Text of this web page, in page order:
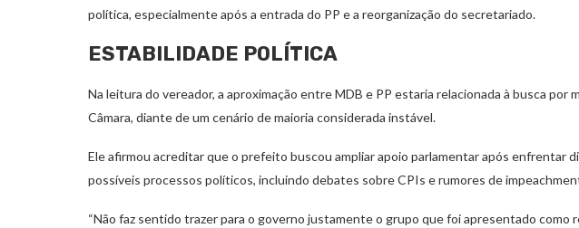
política, especialmente após a entrada do PP e a reorganização do secretariado.
ESTABILIDADE POLÍTICA
Na leitura do vereador, a aproximação entre MDB e PP estaria relacionada à busca por
Câmara, diante de um cenário de maioria considerada instável.
Ele afirmou acreditar que o prefeito buscou ampliar apoio parlamentar após enfrentar
possíveis processos políticos, incluindo debates sobre CPIs e rumores de
“Não faz sentido trazer para o governo justamente o grupo que foi apresentado como